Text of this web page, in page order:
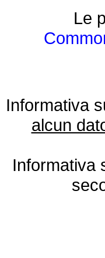
Le
Informativa
alcun
Informativa